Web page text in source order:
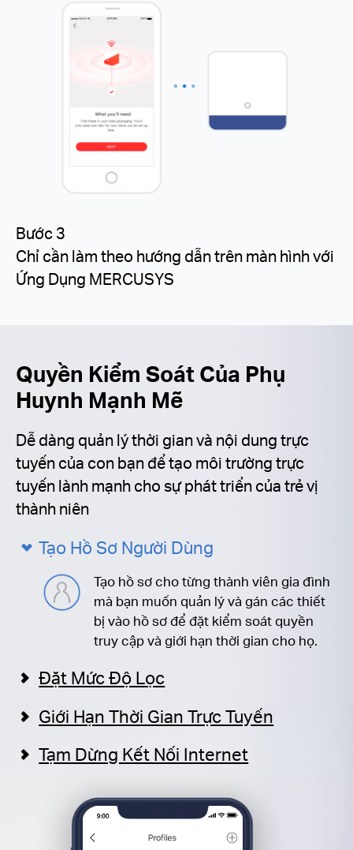
Bước 3
Chỉ cần làm theo hướng dẫn trên màn hình với
Ứng Dụng MERCUSYS
Quyền Kiểm Soát Của Phụ
Huynh Mạnh Mẽ
Dễ dàng quản lý thời gian và nội dung trực
tuyến của con bạn để tạo môi trường trực
tuyến lành mạnh cho sự phát triển của trẻ vị
thành niên
Tạo Hồ Sơ Người Dùng
Tạo hồ sơ cho từng thành viên gia đình
mà bạn muốn quản lý và gán các thiết
bị vào hồ sơ để đặt kiểm soát quyền
truy cập và giới hạn thời gian cho họ.
Đặt Mức Độ Lọc
Giới Hạn Thời Gian Trực Tuyến
Tạm Dừng Kết Nối Internet